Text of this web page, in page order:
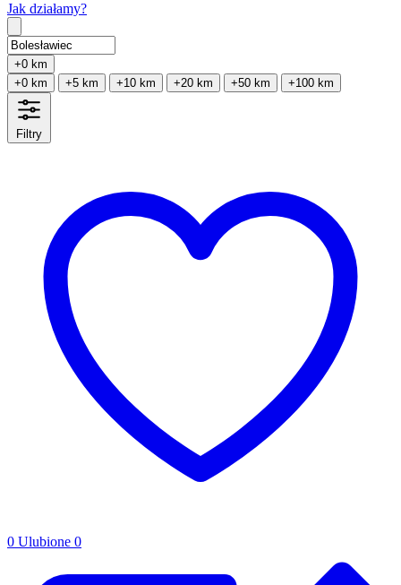
Jak działamy?
+0 km
+0 km
+5 km +10 km +20 km +50 km +100 km
Filtry
0 Ulubione 0